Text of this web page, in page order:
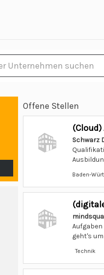
Offene Stellen
Schwarz
Baden-
geht's
Technik